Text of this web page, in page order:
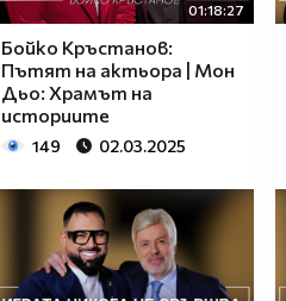
01:18:27
Бойко Кръстанов:
Пътят на актьора | Мон
Дьо: Храмът на
историите
149 02.03.2025